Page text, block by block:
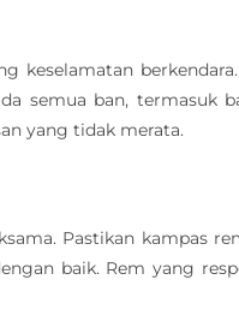
keselamatan
semua ban, termasuk
yang tidak merata.
Pastikan kampas
baik. Rem yang